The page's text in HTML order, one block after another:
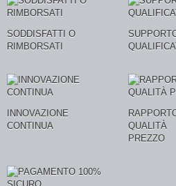
SODDISFATTI O
RIMBORSATI
INNOVAZIONE
CONTINUA
QUALITÀ
PREZZO